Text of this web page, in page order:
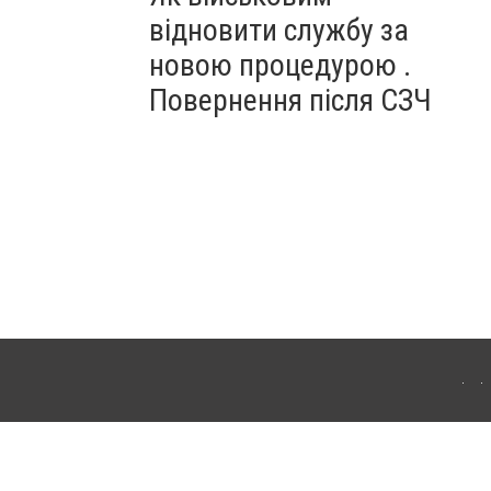
відновити службу за
новою процедурою .
Повернення після СЗЧ